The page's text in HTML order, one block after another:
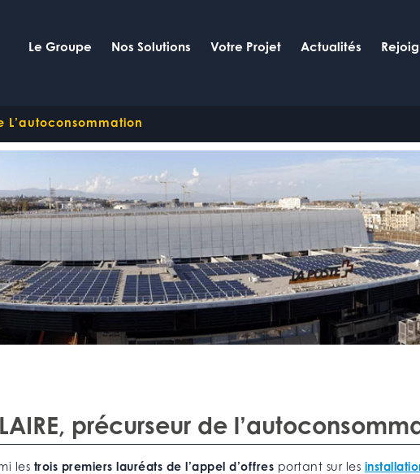
Le Groupe Nos Solutions Votre Projet Actualités
L’autoconsommation
précurseur de
les trois premiers lauréats de l’appel d’offres portant sur les